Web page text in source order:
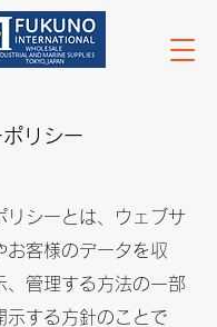
リシー
リシーとは、ウェブサ
お客様のデータを収
、管理する方法の一部
示する方針のことで